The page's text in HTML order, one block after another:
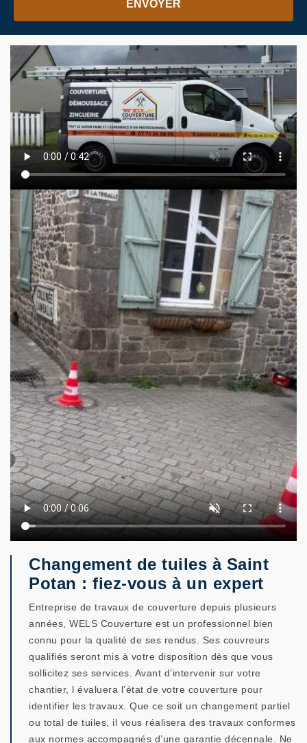
Changement de tuiles à Saint
Potan : fiez-vous à un expert
Entreprise de travaux de couverture depuis plusieurs
années, WELS Couverture est un professionnel bien
connu pour la qualité de ses rendus. Ses couvreurs
qualifiés seront mis à votre disposition dès que vous
sollicitez ses services. Avant d’intervenir sur votre
chantier, l évaluera l’état de votre couverture pour
identifier les travaux. Que ce soit un changement partiel
ou total de tuiles, il vous réalisera des travaux conformes
aux normes accompagnés d’une garantie décennale. Ne